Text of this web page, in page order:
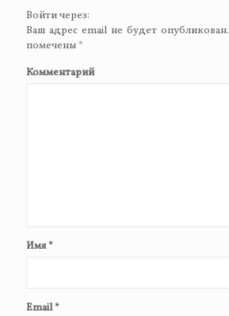
Войти через:
Ваш адрес email не будет опубликован.
помечены *
Комментарий
Имя*
Email*